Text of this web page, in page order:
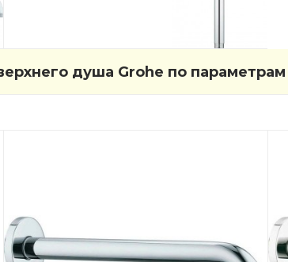
душа Grohe по параметрам